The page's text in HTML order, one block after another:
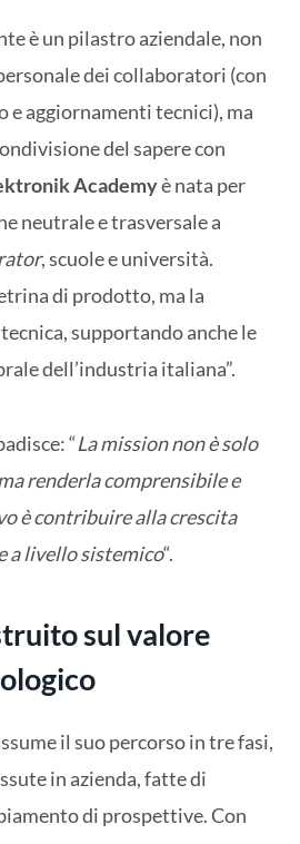
è un pilastro aziendale, non
dei collaboratori (con
e aggiornamenti tecnici), ma
del sapere con
Academyè nata per
neutrale e trasversale a
, scuole e università.
di prodotto, ma la
supportando anche le
dell’industria italiana”.
“La mission non è solo
renderla comprensibile e
è contribuire alla crescita
a livello sistemico“.
sul valore
il suo percorso in tre fasi,
in azienda, fatte di
di prospettive. Con